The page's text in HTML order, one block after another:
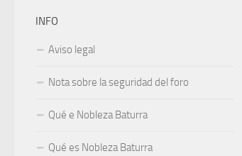
INFO
Aviso legal
Nota sobre la seguridad del foro
Qué e Nobleza Baturra
Qué es Nobleza Baturra